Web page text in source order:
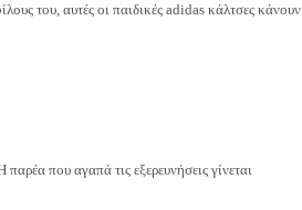
του, αυτές οι παιδικές adidas κάλτσες κάνουν
που αγαπά τις εξερευνήσεις γίνεται